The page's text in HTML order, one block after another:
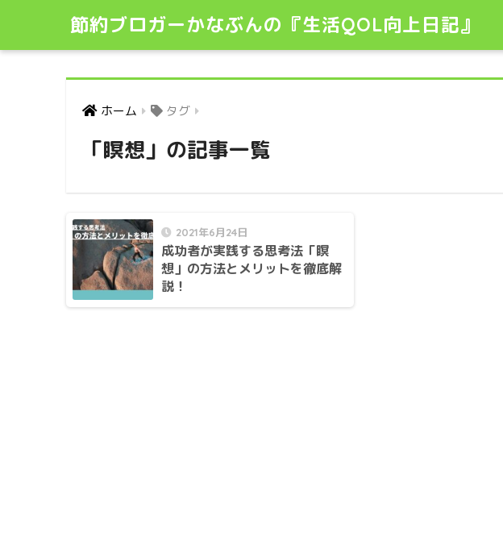
節約ブロガーかなぶんの『生活QOL向上日記』
ホーム タグ
「瞑想」の記事一覧
2021年6月24日
成功者が実践する思考法「瞑
想」の方法とメリットを徹底解
説！